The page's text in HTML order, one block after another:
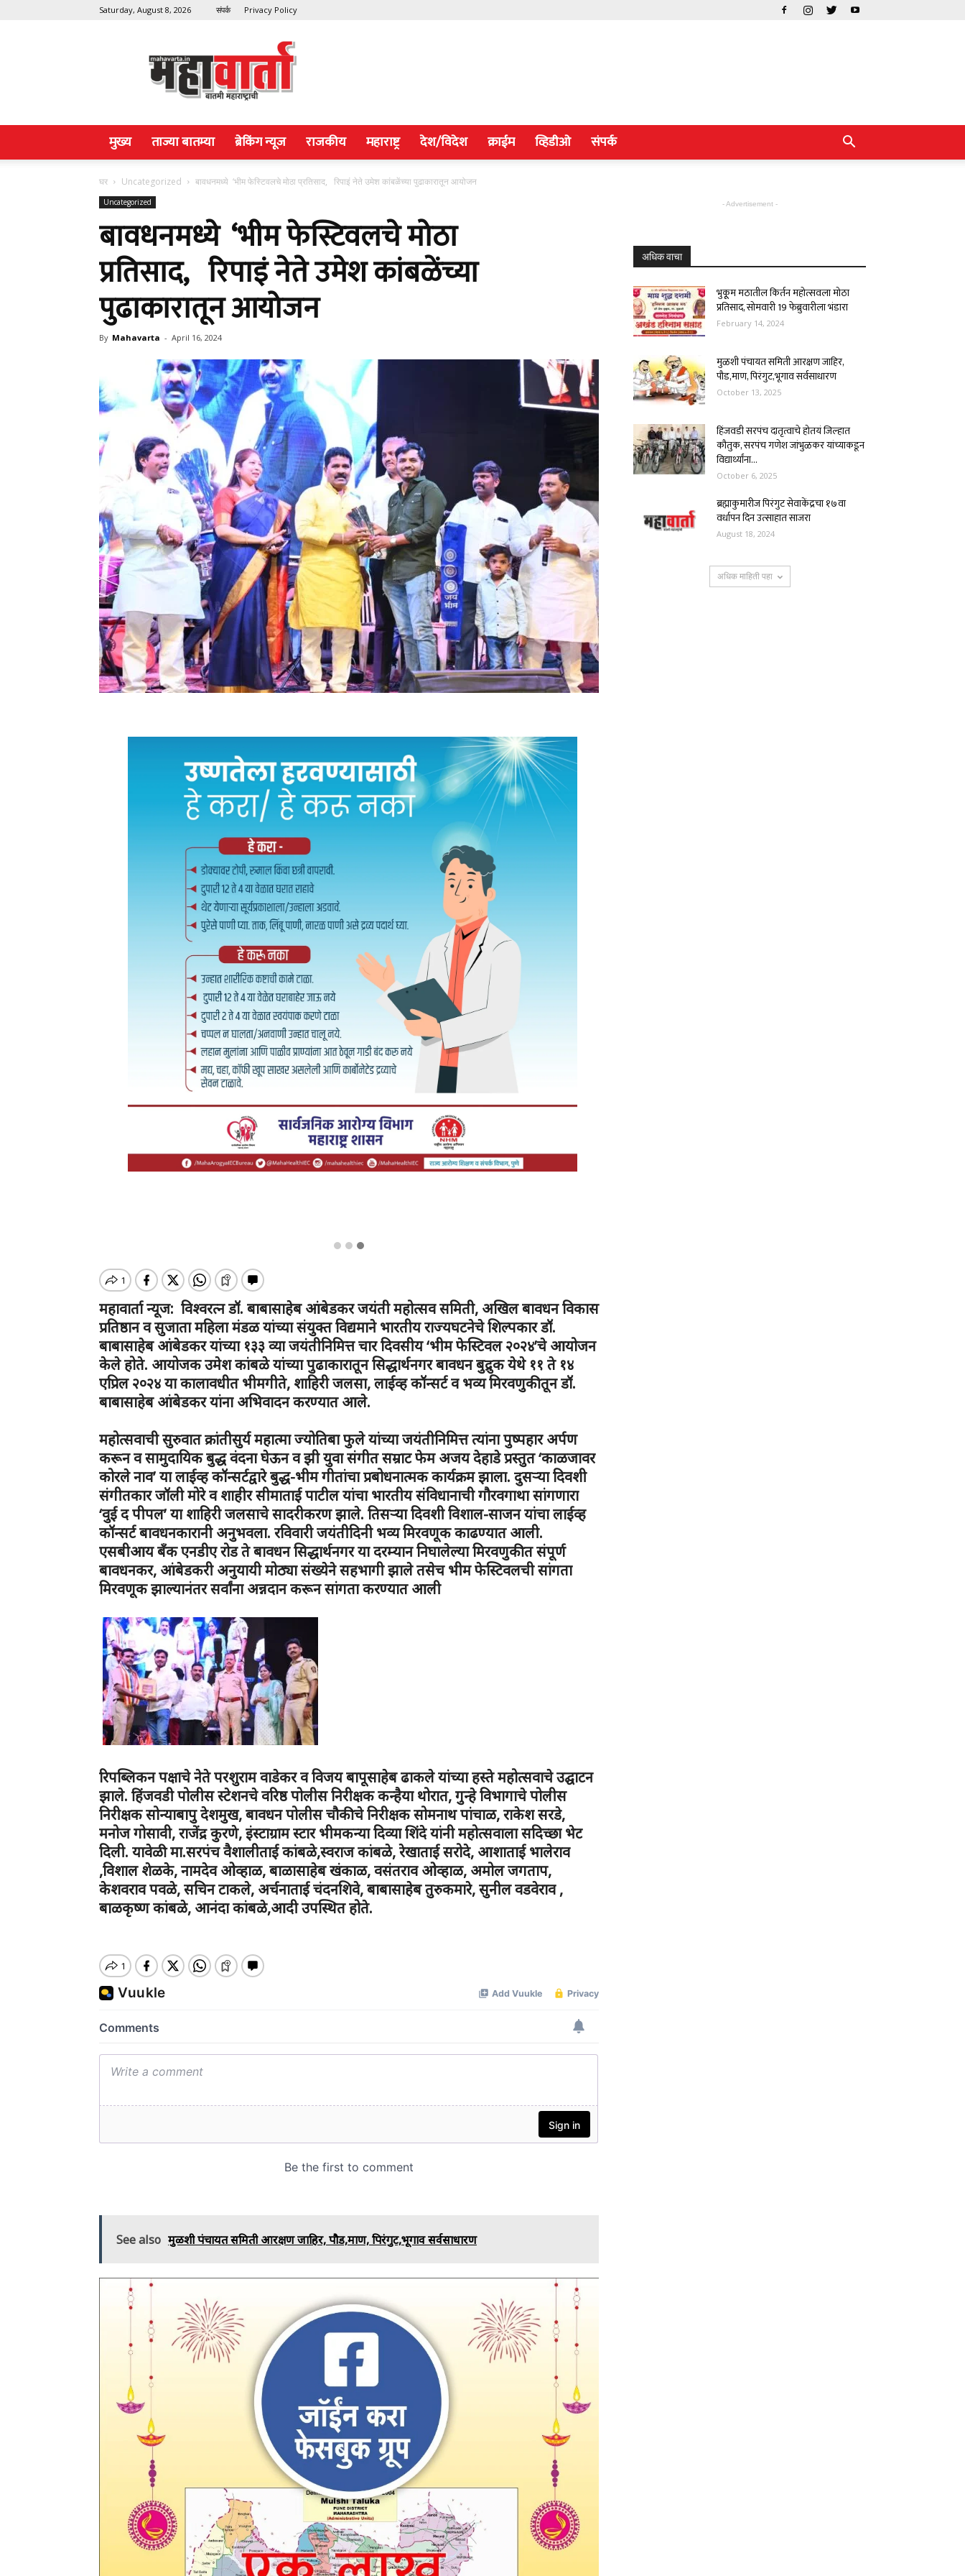
Saturday, August 8, 2026 संपर्क Privacy Policy
Varta
मुख्य ताज्या बातम्या ब्रेकिंग न्यूज राजकीय महाराष्ट्र देश/विदेश क्राईम व्हिडीओ संपर्क
घर Uncategorized बावधनमध्ये ‘भीम फेस्टिवलचे मोठा प्रतिसाद, रिपाइं नेते उमेश कांबळेंच्या पुढाकारातून आयोजन
Uncategorized
बावधनमध्ये ‘भीम फेस्टिवलचे मोठा
प्रतिसाद, रिपाइं नेते उमेश कांबळेंच्या
पुढाकारातून आयोजन
By Mahavarta - April 16, 2024
महावार्ता न्यूज: विश्वरत्न डॉ. बाबासाहेब आंबेडकर जयंती महोत्सव समिती, अखिल बावधन विकास
प्रतिष्ठान व सुजाता महिला मंडळ यांच्या संयुक्त विद्यमाने भारतीय राज्यघटनेचे शिल्पकार डॉ.
बाबासाहेब आंबेडकर यांच्या १३३ व्या जयंतीनिमित्त चार दिवसीय ‘भीम फेस्टिवल २०२४’चे आयोजन
केले होते. आयोजक उमेश कांबळे यांच्या पुढाकारातून सिद्धार्थनगर बावधन बुद्रुक येथे ११ ते १४
एप्रिल २०२४ या कालावधीत भीमगीते, शाहिरी जलसा, लाईव्ह कॉन्सर्ट व भव्य मिरवणुकीतून डॉ.
बाबासाहेब आंबेडकर यांना अभिवादन करण्यात आले.
महोत्सवाची सुरुवात क्रांतीसुर्य महात्मा ज्योतिबा फुले यांच्या जयंतीनिमित्त त्यांना पुष्पहार अर्पण
करून व सामुदायिक बुद्ध वंदना घेऊन व झी युवा संगीत सम्राट फेम अजय देहाडे प्रस्तुत ‘काळजावर
कोरले नाव’ या लाईव्ह कॉन्सर्टद्वारे बुद्ध-भीम गीतांचा प्रबोधनात्मक कार्यक्रम झाला. दुसऱ्या दिवशी
संगीतकार जॉली मोरे व शाहीर सीमाताई पाटील यांचा भारतीय संविधानाची गौरवगाथा सांगणारा
‘वुई द पीपल’ या शाहिरी जलसाचे सादरीकरण झाले. तिसऱ्या दिवशी विशाल-साजन यांचा लाईव्ह
कॉन्सर्ट बावधनकारानी अनुभवला. रविवारी जयंतीदिनी भव्य मिरवणूक काढण्यात आली.
एसबीआय बँक एनडीए रोड ते बावधन सिद्धार्थनगर या दरम्यान निघालेल्या मिरवणुकीत संपूर्ण
बावधनकर, आंबेडकरी अनुयायी मोठ्या संख्येने सहभागी झाले तसेच भीम फेस्टिवलची सांगता
मिरवणूक झाल्यानंतर सर्वांना अन्नदान करून सांगता करण्यात आली
रिपब्लिकन पक्षाचे नेते परशुराम वाडेकर व विजय बापूसाहेब ढाकले यांच्या हस्ते महोत्सवाचे उद्घाटन
झाले. हिंजवडी पोलीस स्टेशनचे वरिष्ठ पोलीस निरीक्षक कन्हैया थोरात, गुन्हे विभागाचे पोलीस
निरीक्षक सोन्याबापु देशमुख, बावधन पोलीस चौकीचे निरीक्षक सोमनाथ पांचाळ, राकेश सरडे,
मनोज गोसावी, राजेंद्र कुरणे, इंस्टाग्राम स्टार भीमकन्या दिव्या शिंदे यांनी महोत्सवाला सदिच्छा भेट
दिली. यावेळी मा.सरपंच वैशालीताई कांबळे,स्वराज कांबळे, रेखाताई सरोदे, आशाताई भालेराव
,विशाल शेळके, नामदेव ओव्हाळ, बाळासाहेब खंकाळ, वसंतराव ओव्हाळ, अमोल जगताप,
केशवराव पवळे, सचिन टाकले, अर्चनाताई चंदनशिवे, बाबासाहेब तुरुकमारे, सुनील वडवेराव ,
बाळकृष्ण कांबळे, आनंदा कांबळे,आदी उपस्थित होते.
See also मुळशी पंचायत समिती आरक्षण जाहिर, पौड,माण, पिरंगुट,भूगाव सर्वसाधारण
- Advertisement -
अधिक वाचा
भुकूूम मठातील किर्तन महोत्सवला मोठा
प्रतिसाद, सोमवारी 19 फेब्रुवारीला भंडारा
February 14, 2024
मुळशी पंचायत समिती आरक्षण जाहिर,
पौड,माण, पिरंगुट,भूगाव सर्वसाधारण
October 13, 2025
हिंजवडी सरपंच दातृत्वाचे होतयं जिल्हात
कौतुक, सरपंच गणेश जांभुळकर यांच्याकडून
विद्यार्थ्यांना...
October 6, 2025
ब्रह्माकुमारीज पिरंगुट सेवाकेंद्रचा १७वा
वर्धापन दिन उत्साहात साजरा
August 18, 2024
अधिक माहिती पहा